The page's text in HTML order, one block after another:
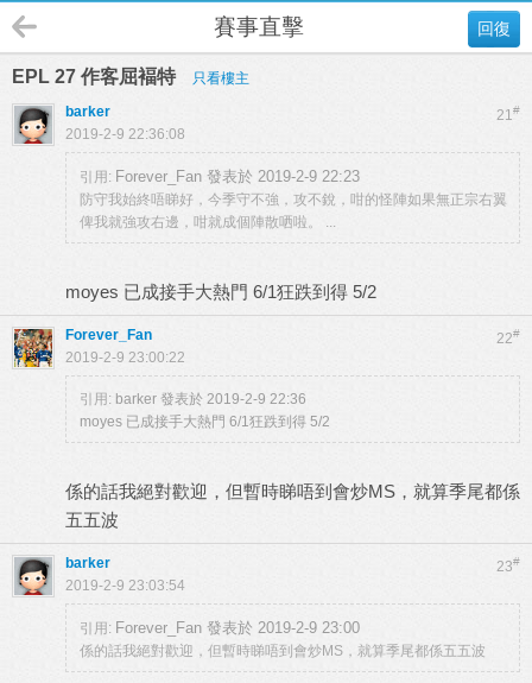
回復
賽事直擊
EPL 27 作客屈褔特 只看樓主
21#
barker
2019-2-9 22:36:08
引用: Forever_Fan 發表於 2019-2-9 22:23
防守我始終唔睇好，今季守不強，攻不銳，咁的怪陣如果無正宗右翼
俾我就強攻右邊，咁就成個陣散哂啦。 ...
moyes 已成接手大熱門 6/1狂跌到得 5/2
22#
Forever_Fan
2019-2-9 23:00:22
引用: barker 發表於 2019-2-9 22:36
moyes 已成接手大熱門 6/1狂跌到得 5/2
係的話我絕對歡迎，但暫時睇唔到會炒MS，就算季尾都係
五五波
23#
barker
2019-2-9 23:03:54
引用: Forever_Fan 發表於 2019-2-9 23:00
係的話我絕對歡迎，但暫時睇唔到會炒MS，就算季尾都係五五波